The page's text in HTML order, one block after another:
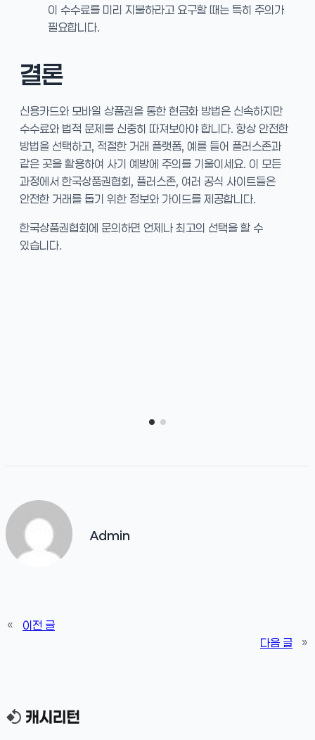
이 수수료를 미리 지불하라고 요구할 때는 특히 주의가
필요합니다.
결론
신용카드와 모바일 상품권을 통한 현금화 방법은 신속하지만
수수료와 법적 문제를 신중히 따져보아야 합니다. 항상 안전한
방법을 선택하고, 적절한 거래 플랫폼, 예를 들어 플러스존과
같은 곳을 활용하여 사기 예방에 주의를 기울이세요. 이 모든
과정에서 한국상품권협회, 플러스존, 여러 공식 사이트들은
안전한 거래를 돕기 위한 정보와 가이드를 제공합니다.
한국상품권협회에 문의하면 언제나 최고의 선택을 할 수
있습니다.
Admin
«
이전 글
다음 글
»